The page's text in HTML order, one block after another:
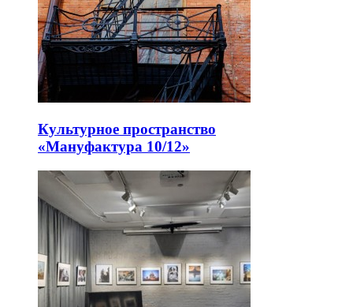
Культурное пространство
«Мануфактура 10/12»